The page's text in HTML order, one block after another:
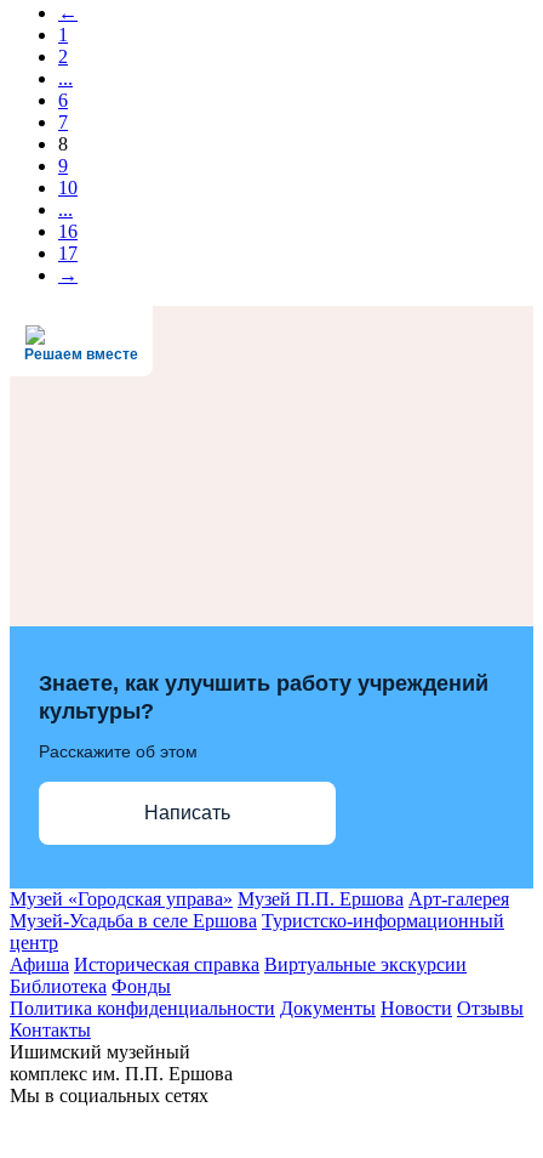
←
1
2
...
6
7
8
9
10
...
16
17
→
Решаем вместе
Знаете, как улучшить работу учреждений
культуры?
Расскажите об этом
Написать
Музей «Городская управа» Музей П.П. Ершова Арт-галерея
Музей-Усадьба в селе Ершова Туристско-информационный
центр
Афиша Историческая справка Виртуальные экскурсии
Библиотека Фонды
Политика конфиденциальности Документы Новости Отзывы
Контакты
Ишимский музейный
комплекс им. П.П. Ершова
Мы в социальных сетях